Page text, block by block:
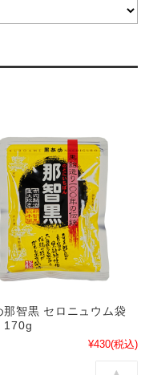
那智黒 セロニュウム袋
170g
¥430(税込)